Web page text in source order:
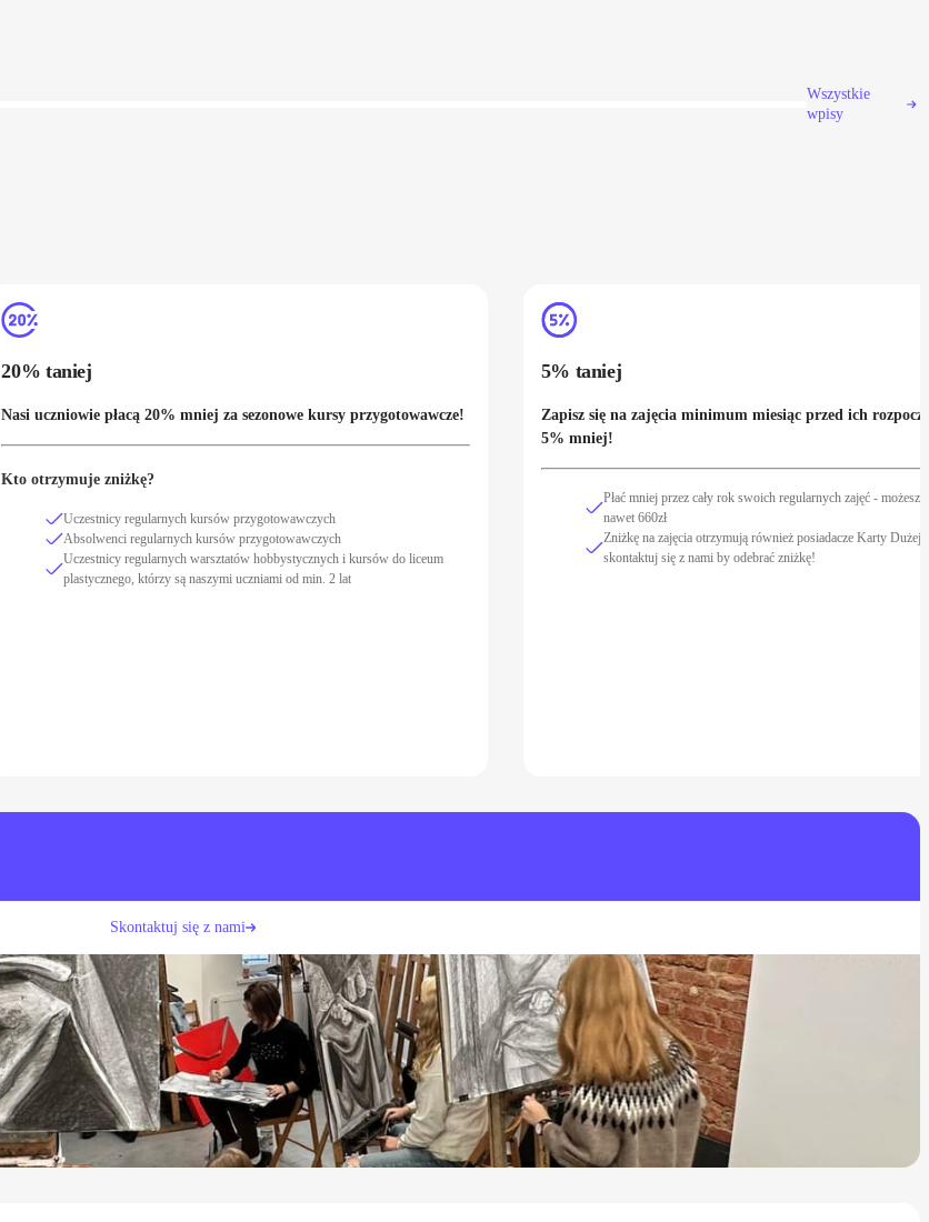
Wszystkie
wpisy
20% taniej
Nasi uczniowie płacą 20% mniej za sezonowe kursy przygotowawcze!
Kto otrzymuje zniżkę?
Uczestnicy regularnych kursów przygotowawczych
Absolwenci regularnych kursów przygotowawczych
Uczestnicy regularnych warsztatów hobbystycznych i kursów do liceum
plastycznego, którzy są naszymi uczniami od min. 2 lat
5% taniej
Zapisz się na zajęcia minimum miesiąc przed ich
5% mniej!
Płać mniej przez cały rok swoich regularnych zajęć - możesz
nawet 660zł
Zniżkę na zajęcia otrzymują również posiadacze Karty Dużej
skontaktuj się z nami by odebrać zniżkę!
Skontaktuj się z nami